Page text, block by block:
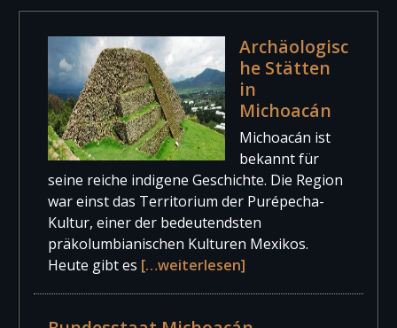
Archäologisc
he Stätten
in
Michoacán
Michoacán ist
bekannt für
seine reiche indigene Geschichte. Die Region
war einst das Territorium der Purépecha-
Kultur, einer der bedeutendsten
präkolumbianischen Kulturen Mexikos.
Heute gibt es […weiterlesen]